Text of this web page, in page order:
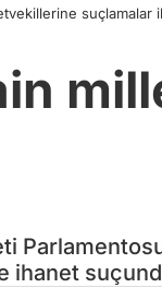
suçlamalar